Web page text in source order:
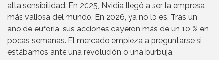
alta sensibilidad. En 2025, Nvidia llegó a ser la empresa
más valiosa del mundo. En 2026, ya no lo es. Tras un
año de euforia, sus acciones cayeron más de un 10 % en
pocas semanas. El mercado empieza a preguntarse si
estábamos ante una revolución o una burbuja.